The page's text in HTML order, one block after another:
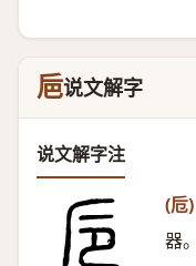
巵说文解字
说文解字注
(卮)
器。